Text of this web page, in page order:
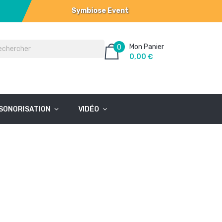
Symbiose Event
Mon Panier
0
0,00 €
VIDÉO